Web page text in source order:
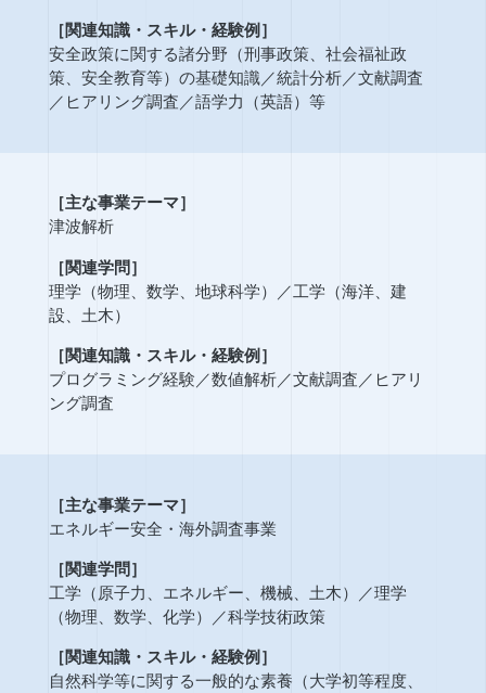
［関連知識・スキル・経験例］
安全政策に関する諸分野（刑事政策、社会福祉政
策、安全教育等）の基礎知識／統計分析／文献調査
／ ヒアリング調査 ／語学力（英語）等
［主な事業テーマ］
津波解析
［関連学問］
理学（物理、数学、地球科学）
／工学（海洋、建
設、土木）
［関連知識・スキル・経験例］
プログラミング経験 ／数値解析／文献調査 ／ ヒアリ
ング調査
［主な事業テーマ］
エネルギー安全・海外調査事業
［関連学問］
工学（原子力、エネルギー、機械、土木）
／理学
（物理、数学、化学）
／科学技術政策
［関連知識・スキル・経験例］
自然科学等に関する一般的な素養（大学初等程度、